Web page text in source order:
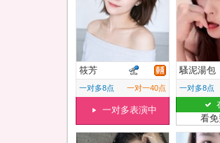
筱芳
一对多8点 一对一40点
一对多表演中
騷泥湯包
一对多8点
看